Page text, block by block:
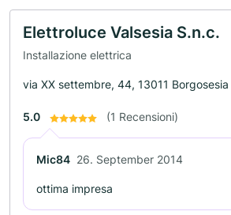
Elettroluce Valsesia S.n.c.
Installazione elettrica
via XX settembre, 44, 13011 Borgosesia
5.0 (1 Recensioni)
Mic84 26. September 2014
ottima impresa